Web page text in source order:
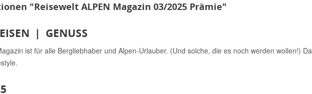
"Reisewelt ALPEN Magazin 03/2025 Prämie"
| GENUSS
ist für alle Bergliebhaber und Alpen-Urlauber. (Und solche, die es noch werden wollen!)